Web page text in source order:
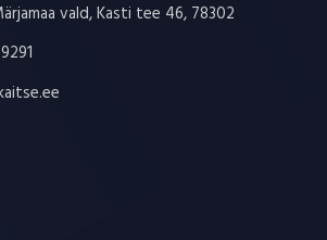
vald, Kasti tee 46, 78302